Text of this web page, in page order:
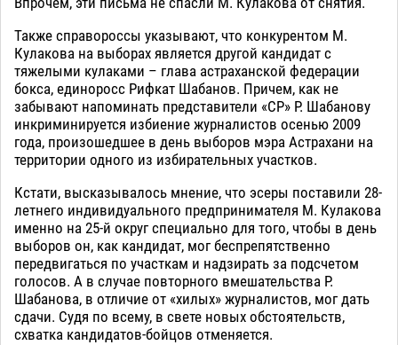
Также справороссы указывают, что конкурентом М.
Кулакова на выборах является другой кандидат с
тяжелыми кулаками – глава астраханской федерации
бокса, единоросс Рифкат Шабанов. Причем, как не
забывают напоминать представители «СР» Р. Шабанову
инкриминируется избиение журналистов осенью 2009
года, произошедшее в день выборов мэра Астрахани на
территории одного из избирательных участков.
Кстати, высказывалось мнение, что эсеры поставили 28-
летнего индивидуального предпринимателя М. Кулакова
именно на 25-й округ специально для того, чтобы в день
выборов он, как кандидат, мог беспрепятственно
передвигаться по участкам и надзирать за подсчетом
голосов. А в случае повторного вмешательства Р.
Шабанова, в отличие от «хилых» журналистов, мог дать
сдачи. Судя по всему, в свете новых обстоятельств,
схватка кандидатов-бойцов отменяется.